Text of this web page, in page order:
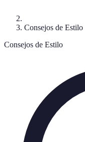
Consejos de Estilo
Consejos de Estilo